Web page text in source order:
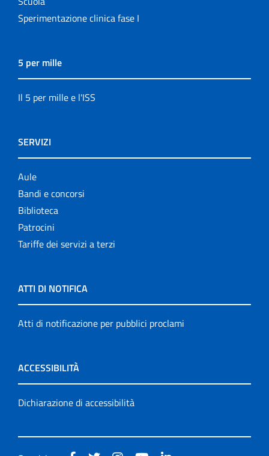
Sperimentazione clinica fase I
5 per mille
Il 5 per mille e l'ISS
SERVIZI
Aule
Bandi e concorsi
Biblioteca
Patrocini
Tariffe dei servizi a terzi
ATTI DI NOTIFICA
Atti di notificazione per pubblici proclami
ACCESSIBILITÀ
Dichiarazione di accessibilità